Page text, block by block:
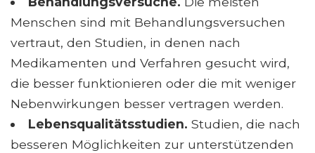
Menschen sind mit Behandlungsversuchen
vertraut, den Studien, in denen nach
Medikamenten und Verfahren gesucht wird,
die besser funktionieren oder die mit weniger
Nebenwirkungen besser vertragen werden.
Lebensqualitätsstudien. Studien, die nach
besseren Möglichkeiten zur unterstützenden